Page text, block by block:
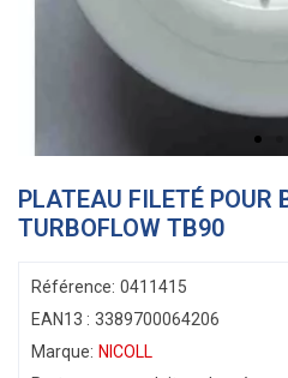
PLATEAU FILETÉ POUR
TURBOFLOW TB90
Référence: 0411415
EAN13 : 3389700064206
Marque: NICOLL